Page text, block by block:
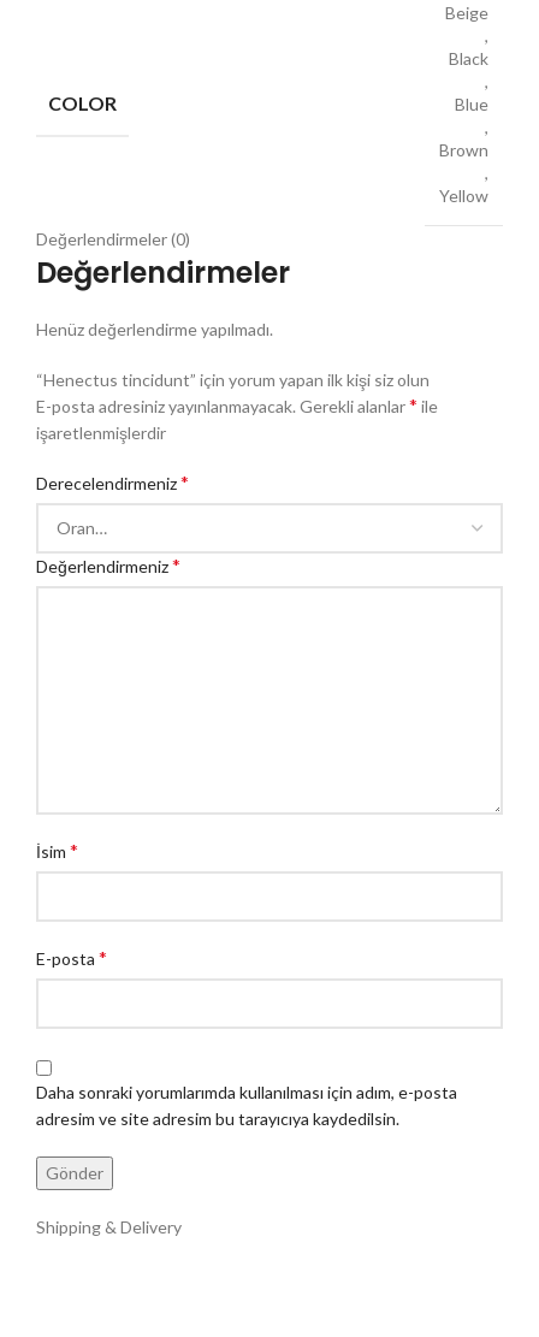
COLOR
Beige
,
Black
,
Blue
,
Brown
,
Yellow
Değerlendirmeler (0)
Değerlendirmeler
Henüz değerlendirme yapılmadı.
“Henectus tincidunt” için yorum yapan ilk kişi siz olun
E-posta adresiniz yayınlanmayacak. Gerekli alanlar* ile
işaretlenmişlerdir
Derecelendirmeniz*
Değerlendirmeniz*
İsim *
E-posta *
Daha sonraki yorumlarımda kullanılması için adım, e-posta
adresim ve site adresim bu tarayıcıya kaydedilsin.
Shipping & Delivery